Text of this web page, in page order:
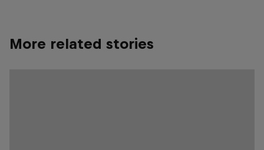
More related stories